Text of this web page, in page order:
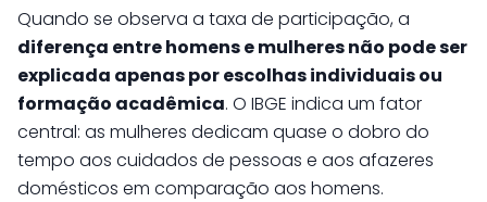
Quando se observa a taxa de participação, a
diferença entre homens e mulheres não pode ser
explicada apenas por escolhas individuais ou
formação acadêmica. O IBGE indica um fator
central: as mulheres dedicam quase o dobro do
tempo aos cuidados de pessoas e aos afazeres
domésticos em comparação aos homens.